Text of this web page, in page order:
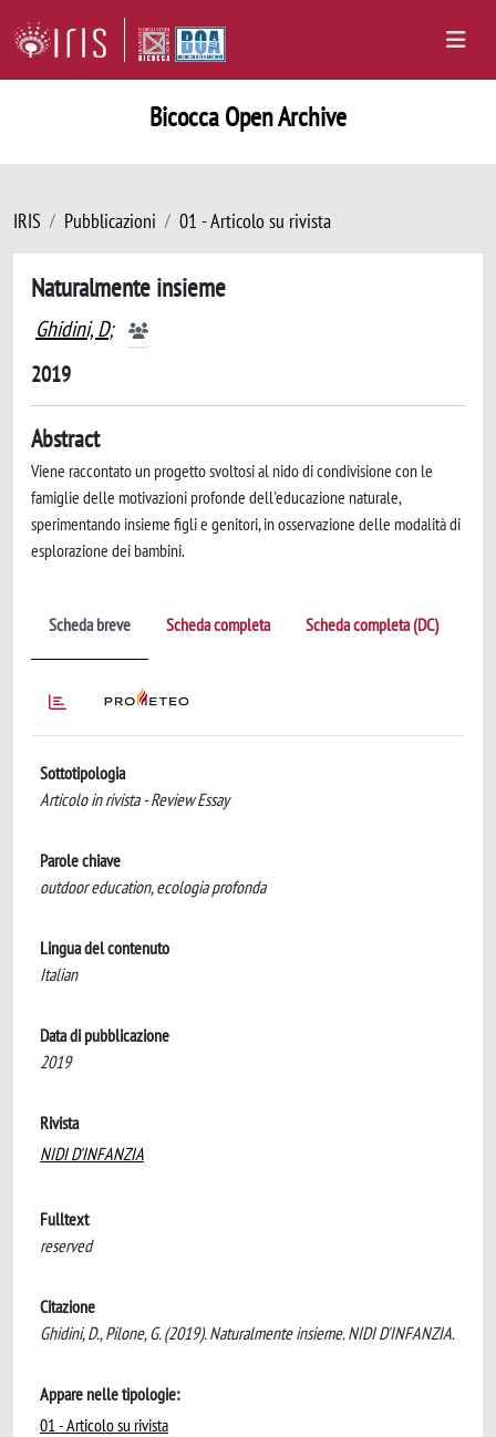
Bicocca Open Archive
IRIS Pubblicazioni 01 - Articolo su rivista
Naturalmente insieme
Ghidini, D;
2019
Abstract
Viene raccontato un progetto svoltosi al nido di condivisione con le
famiglie delle motivazioni profonde dell'educazione naturale,
sperimentando insieme figli e genitori, in osservazione delle modalità di
esplorazione dei bambini.
Scheda breve Scheda completa Scheda completa (DC)
Sottotipologia
Articolo in rivista - Review Essay
Parole chiave
outdoor education, ecologia profonda
Lingua del contenuto
Italian
Data di pubblicazione
2019
Rivista
NIDI D'INFANZIA
Fulltext
reserved
Citazione
Ghidini, D., Pilone, G. (2019). Naturalmente insieme. NIDI D'INFANZIA.
Appare nelle tipologie:
01 - Articolo su rivista